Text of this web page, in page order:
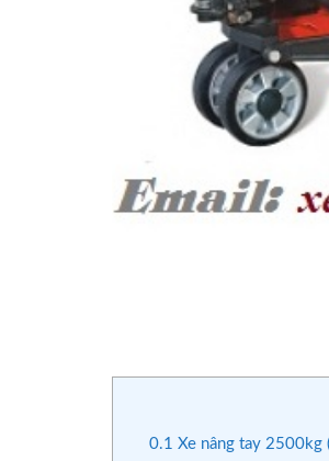
0.1 Xe nâng tay 2500kg